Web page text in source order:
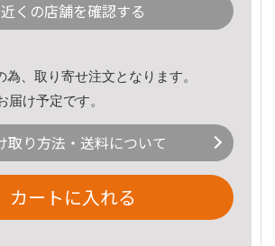
近くの店舗を確認する
為、取り寄せ注文となります。
届け予定です。
取り方法・送料について
カートに入れる